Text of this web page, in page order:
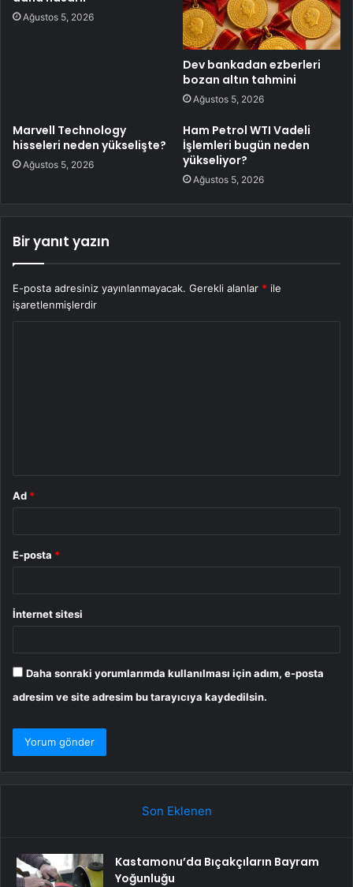
Ağustos 5, 2026
Dev bankadan ezberleri
bozan altın tahmini
Ağustos 5, 2026
Marvell Technology
hisseleri neden yükselişte?
Ağustos 5, 2026
Ham Petrol WTI Vadeli
İşlemleri bugün neden
yükseliyor?
Ağustos 5, 2026
Bir yanıt yazın
E-posta adresiniz yayınlanmayacak. Gerekli alanlar * ile
işaretlenmişlerdir
Ad *
E-posta *
İnternet sitesi
Daha sonraki yorumlarımda kullanılması için adım, e-posta
adresim ve site adresim bu tarayıcıya kaydedilsin.
Son Eklenen
Kastamonu’da Bıçakçıların Bayram
Yoğunluğu